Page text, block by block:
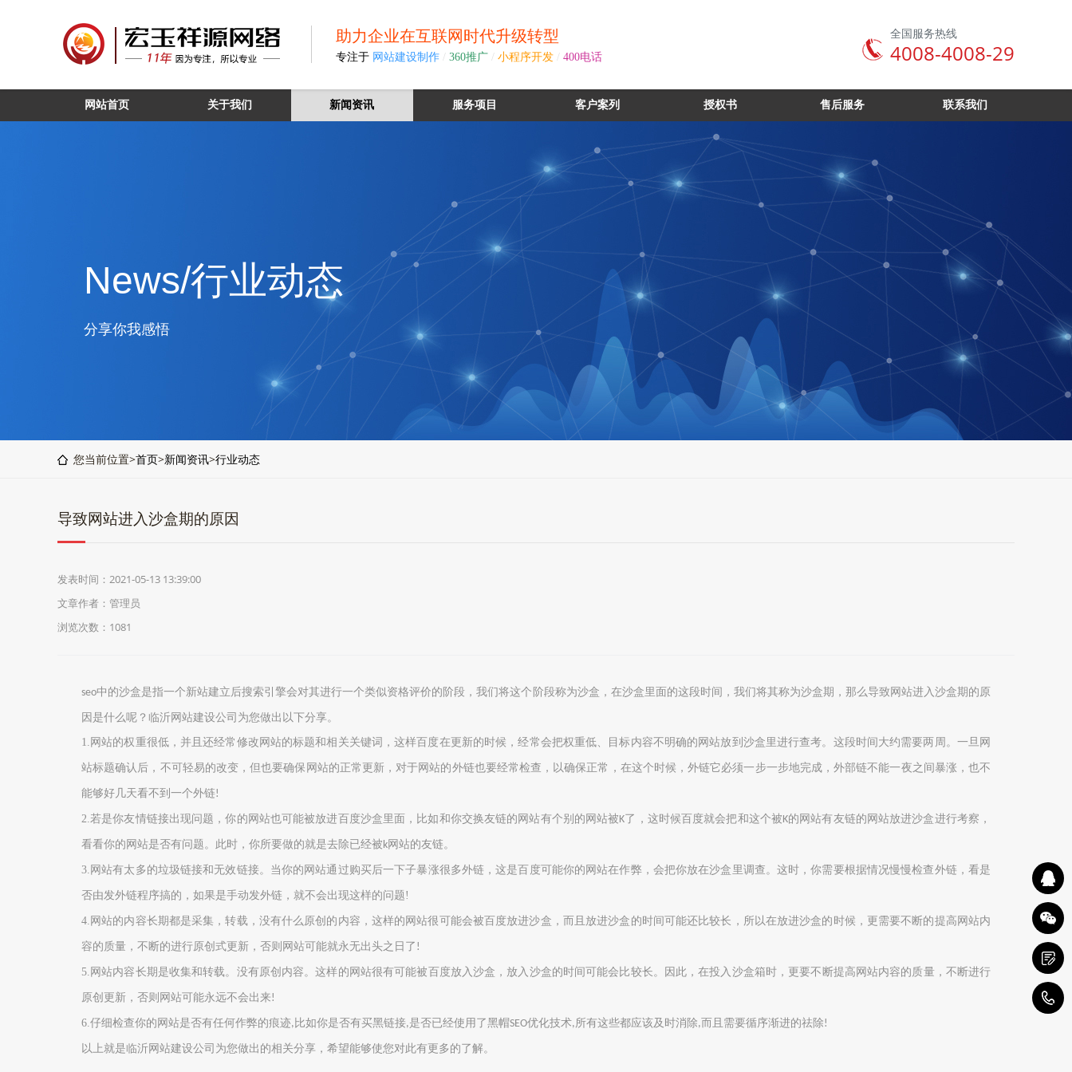
助力企业在互联网时代升级转型
专注于 网站建设制作 / 360推广 / 小程序开发 / 400电话
全国服务热线
4008-4008-29
网站首页 关于我们 新闻资讯 服务项目 客户案列 授权书 售后服务 联系我们
News/行业动态
分享你我感悟
您当前位置>首页>新闻资讯>行业动态
导致网站进入沙盒期的原因
发表时间：2021-05-13 13:39:00
文章作者：管理员
浏览次数：1081
seo中的沙盒是指一个新站建立后搜索引擎会对其进行一个类似资格评价的阶段，我们将这个阶段称为沙盒，在沙盒里面的这段时间，我们将其称为沙盒期， 那么导致网站进入沙盒期的原
因是什么呢？临沂网站建设公司为您做出以下分享。
1. 网站的权重很低， 并且还经常修改网站的标题和相关关键词，这样百度在更新的时候，经常会把权重低、目标内容不明确的网站放到沙盒里进行查考。这段时间 大约需要两周。一旦网
站标题确认 后 ，不可轻易的改变，但也要确保网站的正常更新，对于网站的外链也要经常检查 ，以确保正常，在这个时候，外链它必须一步一步地完成，外部链不能一夜之间暴涨，也不
能够好几天看不到一个外链!
2.若是你友情链接出现问题，你的网站也可能被放进百度沙盒里面，比如和你交换友链的网站有个别的网站被K了，这时候百度就会把和这个被K的网站有友链的网站放进沙盒进行考察，
看看你的网站是否有问题。此时，你所要做的就是去除已经被k网站的友链。
3. 网站有太多的垃圾链接和无效链接。当你的网站通过购买后一下子暴涨很多外链，这是百度可能你的网站在作弊，会把你放在沙盒 里调查。这时，你需要根据情况慢慢检查外链，看是
否由发外链程序搞的， 如果是手动发外链，就不会出现这样的问题!
4. 网站的内容长期都是采集，转载，没有什么原创的内容，这样的网站很可能会被百度放进沙盒，而且放进沙盒的时间可能还比较长，所以在放进沙盒的时候，更需要不断的提高网站内
容的质量，不断的进行原创式更新，否则网站可能就永无出头之日了 !
5. 网站内容长期 是收集和转载。没有原创内容。这样的网站很有可能被百度放入沙盒 ，放入 沙盒的时间可能会比较长。因此，在投入 沙盒箱时，更要不断提高网站内容的质量，不断进行
原创 更新，否则网站可能永远不会出来!
6.仔细检查你的网站是否有任何作弊的痕迹, 比如你是否有买黑链接,是否已经使用 了黑帽SEO优化技术,所有这些都应该及时消除,而且需要循序渐进的祛除!
以上就是临沂网站建设公司为您做出的相关分享，希望能够使您对此有更多的了解。